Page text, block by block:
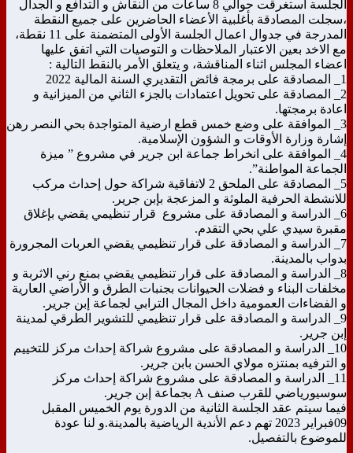
الجلسة استغرقت حوالي 8 ساعات من النقاش و التدافع و الجدال
،سجلت المصادقة بأغلبية الأعضاء الحاضرين على جميع النقطة
المدرجة في جدوال اعمال الجلسة الأولى المتضمنة على 11 نقطة،
مع الاخد بعين الاعتبار الملاحظات و التوصيات التي اتفق عليها
اعضاء المجلس اثناء المناقشة، و يتعلق الأمر بالنقط التالية :
1_ المصادقة على برمجة فائض التقديري السنة المالية 2022
2_ المصادقة على تحويل اعتمادات بالجزء الثاني من الميزانية و
اعادة برمجتها.
3_ الموافقة على وضع خمس قطع ارضية المتواجدة بحي النصر رهن
إشارة وزارة الأوقات و الشؤون الإسلامية.
4_ الموافقة على انخراط جماعة ابن جرير في مشروع ” ميزة
الجماعة المواطنة”.
5_ المصادقة على الملحق 2 لاتفاقية شراكة حول إحداث مركب
للانشطة الحرفية الملوثة و المزعجة بإبن جرير.
6_ الدراسة و المصادقة على مشروع قرار تنظيمي يقضي بإغلاق
مقبرة سيدي علي بحي التقدم.
7_ الدراسة و المصادقة على قرار تنظيمي يقضي العربات المجرورة
بدواب بالمدينة.
8_ الدراسة و المصادقة على قرار تنظيمي يقضي بمنع رني الاثربة و
مخلفات البناء و فضلات الحيوانات بجنبات الطرق و الأراضي العارية
و الفضاءات العمومية داخل المجال الترابي لجماعة إبن جرير.
9_ الدراسة و المصادقة على قرار تنظيمي للتشوير الطرقي لمدينة
إبن جرير.
10_ الدراسة و المصادقة على مشروع شراكة إحداث مركز للتخييم
و الترفيه بمنتزه مولاي الحسن بابن جرير.
11_ الدراسة و المصادقة على مشروع شراكة إحداث مركز
سوسيورياضي للقرب صنف A بجماعة إبن جرير.
فيما سيتم عقد الجلسة الثانية من الدورة يوم الخميس المقبل
09فبراير 2023 تهم دعم الأندية الرياضية بالمدينة.و لنا عودة
للموضوع بالتفصيل.